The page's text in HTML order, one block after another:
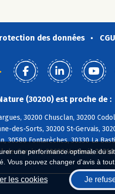
une performance optimale du
Vous pouvez changer d'avis à
les cookies Je
des données CGU
(30200) est proche de :
30200 Chusclan, 30200
des-Sorts, 30200 St-Gervais,
30580 Fontarèches, 30330 La
Careiret, 30630 Verfeuil,